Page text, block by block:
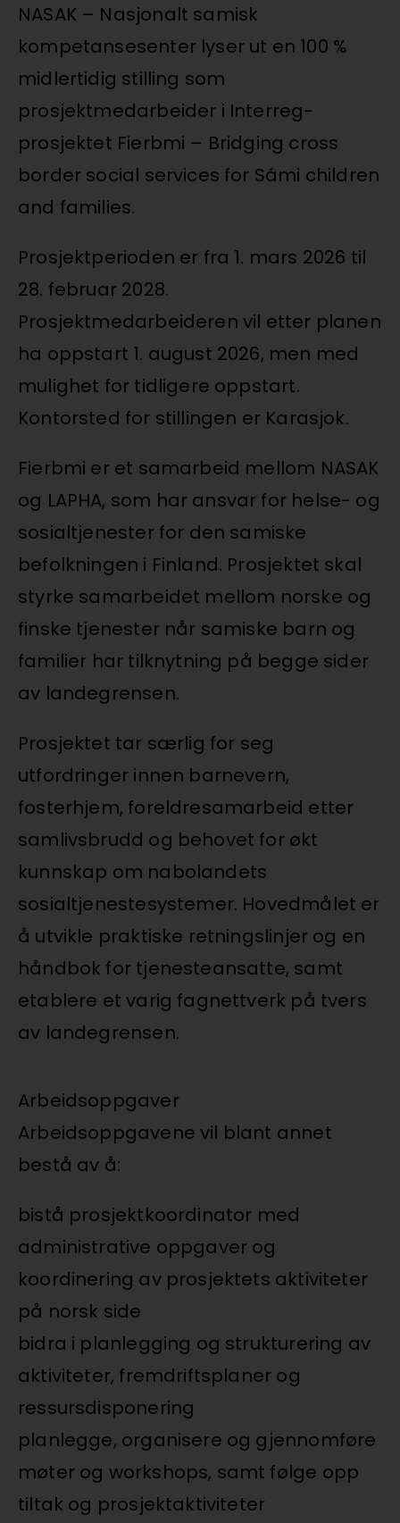
NASAK – Nasjonalt samisk
kompetansesenter lyser ut en 100 %
midlertidig stilling som
prosjektmedarbeider i Interreg-
prosjektet Fierbmi – Bridging cross
border social services for Sámi children
and families.
Prosjektperioden er fra 1. mars 2026 til
28. februar 2028.
Prosjektmedarbeideren vil etter planen
ha oppstart 1. august 2026, men med
mulighet for tidligere oppstart.
Kontorsted for stillingen er Karasjok.
Fierbmi er et samarbeid mellom NASAK
og LAPHA, som har ansvar for helse- og
sosialtjenester for den samiske
befolkningen i Finland. Prosjektet skal
styrke samarbeidet mellom norske og
finske tjenester når samiske barn og
familier har tilknytning på begge sider
av landegrensen.
Prosjektet tar særlig for seg
utfordringer innen barnevern,
fosterhjem, foreldresamarbeid etter
samlivsbrudd og behovet for økt
kunnskap om nabolandets
sosialtjenestesystemer. Hovedmålet er
å utvikle praktiske retningslinjer og en
håndbok for tjenesteansatte, samt
etablere et varig fagnettverk på tvers
av landegrensen.
Arbeidsoppgaver
Arbeidsoppgavene vil blant annet
bestå av å:
bistå prosjektkoordinator med
administrative oppgaver og
koordinering av prosjektets aktiviteter
på norsk side
bidra i planlegging og strukturering av
aktiviteter, fremdriftsplaner og
ressursdisponering
planlegge, organisere og gjennomføre
møter og workshops, samt følge opp
tiltak og prosjektaktiviteter